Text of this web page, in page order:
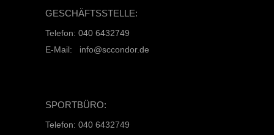
GESCHÄFTSSTELLE:
Telefon: 040 6432749
E-Mail: info@sccondor.de
SPORTBÜRO:
Telefon: 040 6432749